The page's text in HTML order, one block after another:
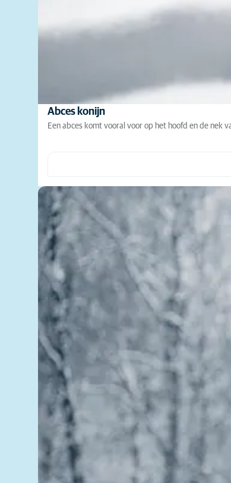
Abces konijn
Een abces komt vooral voor op het hoofd en de nek